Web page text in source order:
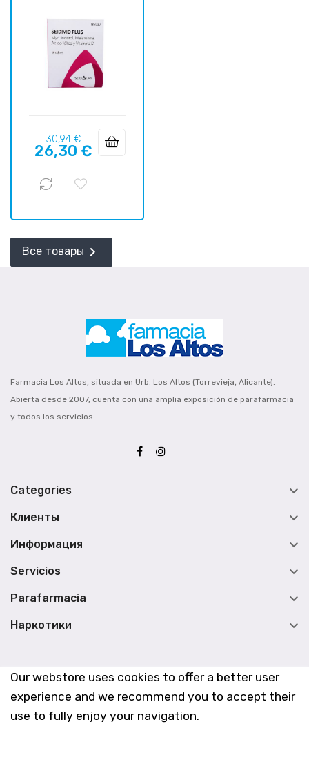
Our webstore uses cookies to offer a better user
experience and we recommend you to accept their
use to fully enjoy your navigation.
Базовая
цена
30,94 €Цена
26,30 €
Все товары 
Farmacia Los Altos, situada en Urb. Los Altos (Torrevieja, Alicante).
Abierta desde 2007, cuenta con una amplia exposición de parafarmacia
y todos los servicios..
Categories 
Клиенты 
Информация 
Servicios 
Parafarmacia 
Наркотики 